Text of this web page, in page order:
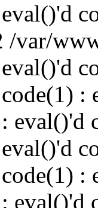
/var/
:
eval()'d
:
eval()'d